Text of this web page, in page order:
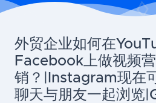
外贸企业如何在
Facebook上做视频营
销？|Instagram现在
聊天与朋友一起浏览